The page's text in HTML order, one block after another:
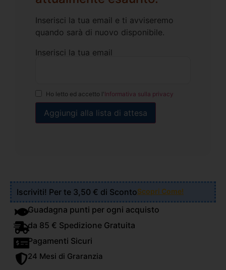
Inserisci la tua email e ti avviseremo
quando sarà di nuovo disponibile.
Inserisci la tua email
Ho letto ed accetto l'Informativa sulla privacy
Iscriviti! Per te 3,50 € di ScontoScopri Come!
Guadagna punti per ogni acquisto
da 85 € Spedizione Gratuita
Pagamenti Sicuri
24 Mesi di Graranzia